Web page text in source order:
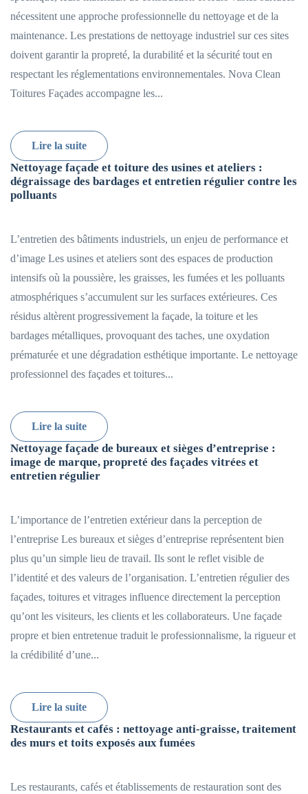
nécessitent une approche professionnelle du nettoyage et de la
maintenance. Les prestations de nettoyage industriel sur ces sites
doivent garantir la propreté, la durabilité et la sécurité tout en
respectant les réglementations environnementales. Nova Clean
Toitures Façades accompagne les...
Lire la suite
Nettoyage façade et toiture des usines et ateliers :
dégraissage des bardages et entretien régulier contre les
polluants
L’entretien des bâtiments industriels, un enjeu de performance et
d’image Les usines et ateliers sont des espaces de production
intensifs où la poussière, les graisses, les fumées et les polluants
atmosphériques s’accumulent sur les surfaces extérieures. Ces
résidus altèrent progressivement la façade, la toiture et les
bardages métalliques, provoquant des taches, une oxydation
prématurée et une dégradation esthétique importante. Le nettoyage
professionnel des façades et toitures...
Lire la suite
Nettoyage façade de bureaux et sièges d’entreprise :
image de marque, propreté des façades vitrées et
entretien régulier
L’importance de l’entretien extérieur dans la perception de
l’entreprise Les bureaux et sièges d’entreprise représentent bien
plus qu’un simple lieu de travail. Ils sont le reflet visible de
l’identité et des valeurs de l’organisation. L’entretien régulier des
façades, toitures et vitrages influence directement la perception
qu’ont les visiteurs, les clients et les collaborateurs. Une façade
propre et bien entretenue traduit le professionnalisme, la rigueur et
la crédibilité d’une...
Lire la suite
Restaurants et cafés : nettoyage anti-graisse, traitement
des murs et toits exposés aux fumées
Les restaurants, cafés et établissements de restauration sont des